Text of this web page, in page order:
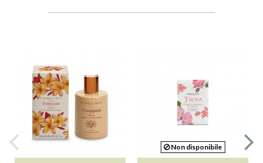
Non disponibile